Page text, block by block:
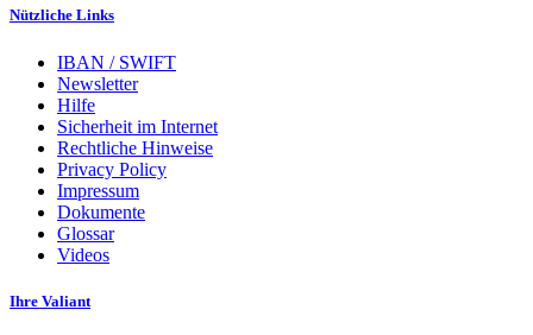
Nützliche Links
IBAN / SWIFT
Newsletter
Hilfe
Sicherheit im Internet
Rechtliche Hinweise
Privacy Policy
Impressum
Dokumente
Glossar
Videos
Ihre Valiant